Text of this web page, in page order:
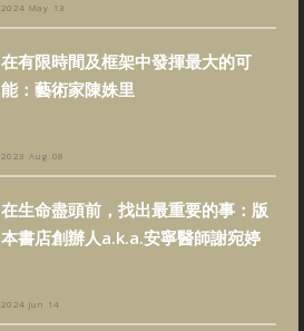
2024 May 13
在有限時間及框架中發揮最大的可
能：藝術家陳姝里
2023 Aug 08
在生命盡頭前，找出最重要的事：版
本書店創辦人a.k.a.安寧醫師謝宛婷
2024 Jun 14